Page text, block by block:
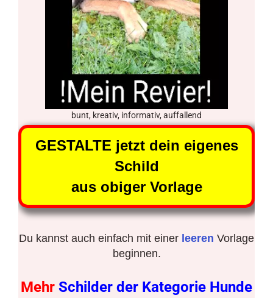
bunt, kreativ, informativ, auffallend
GESTALTE jetzt dein eigenes
Schild
aus obiger Vorlage
Du kannst auch einfach mit einer leeren Vorlage
beginnen.
Mehr Schilder der Kategorie Hunde